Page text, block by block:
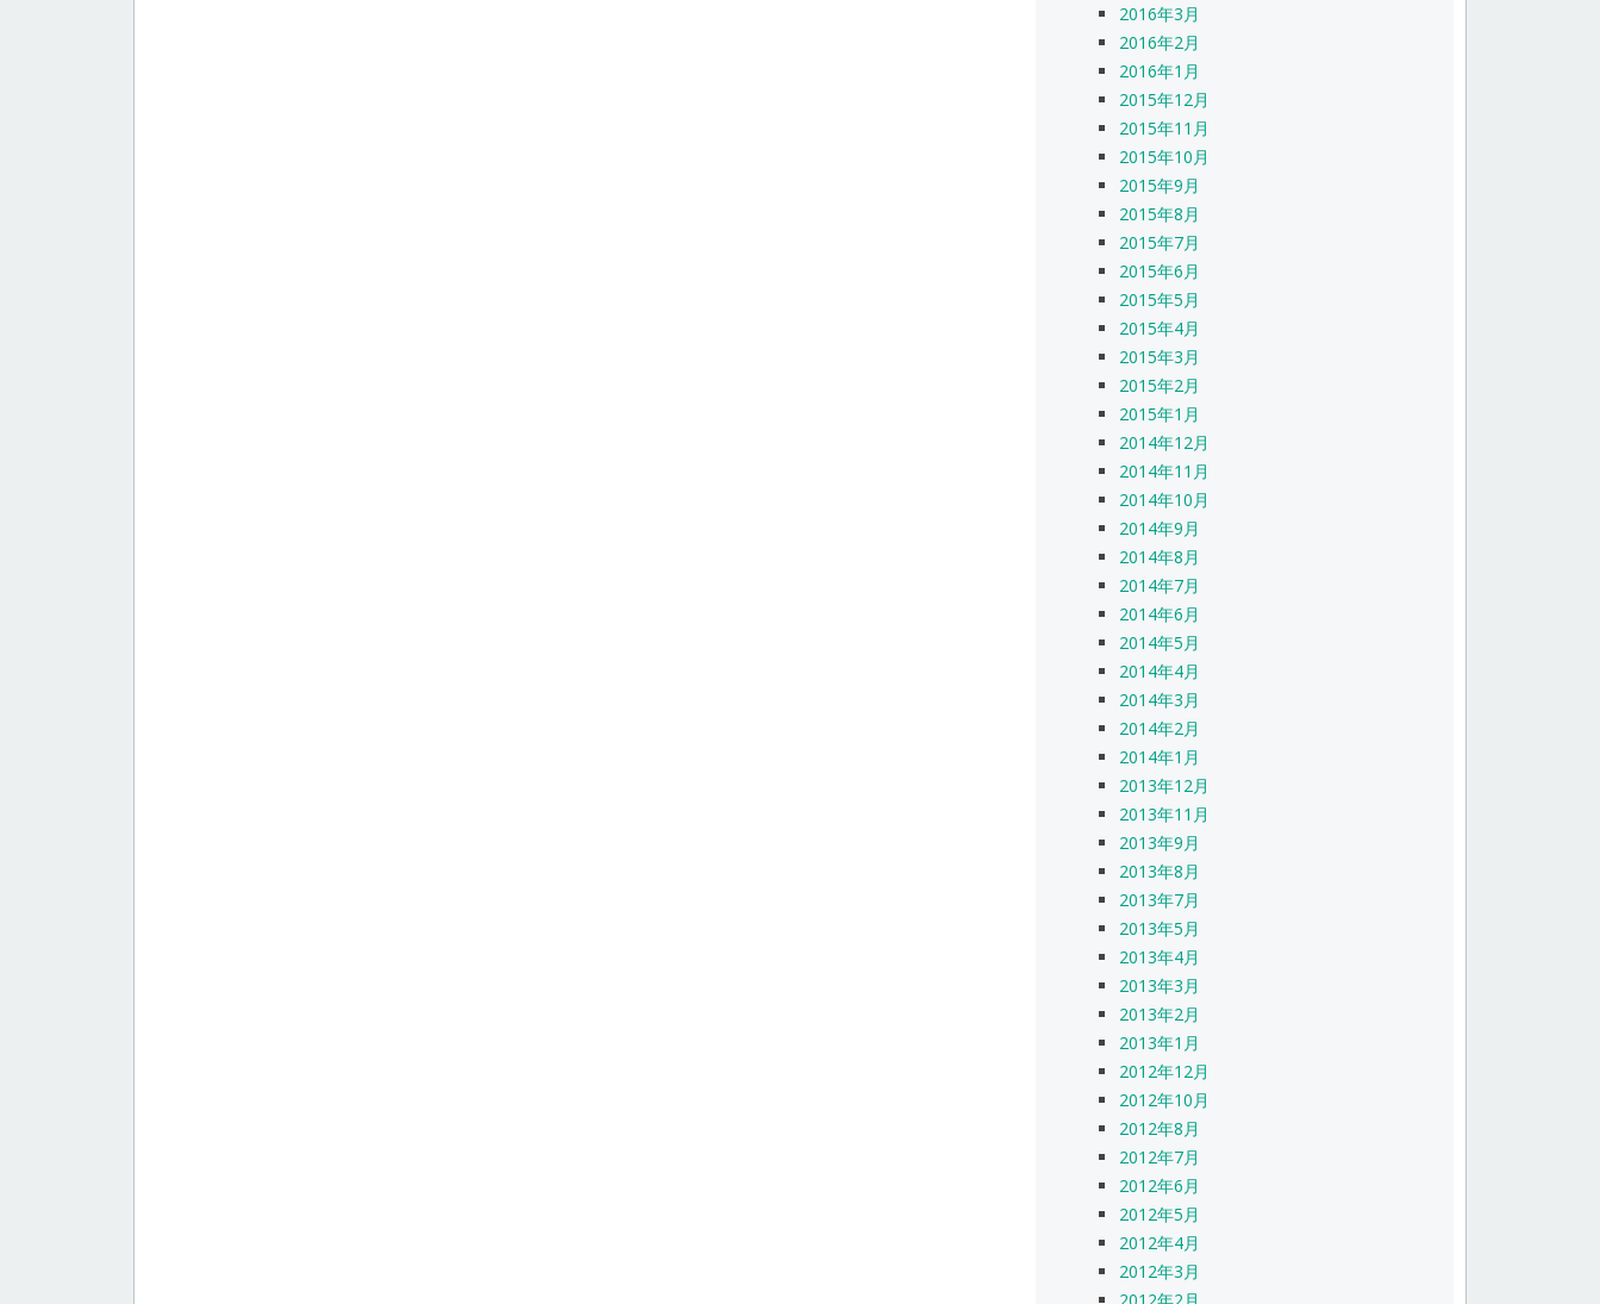
2016年3月
2016年2月
2016年1月
2015年12月
2015年11月
2015年10月
2015年9月
2015年8月
2015年7月
2015年6月
2015年5月
2015年4月
2015年3月
2015年2月
2015年1月
2014年12月
2014年11月
2014年10月
2014年9月
2014年8月
2014年7月
2014年6月
2014年5月
2014年4月
2014年3月
2014年2月
2014年1月
2013年12月
2013年11月
2013年9月
2013年8月
2013年7月
2013年5月
2013年4月
2013年3月
2013年2月
2013年1月
2012年12月
2012年10月
2012年8月
2012年7月
2012年6月
2012年5月
2012年4月
2012年3月